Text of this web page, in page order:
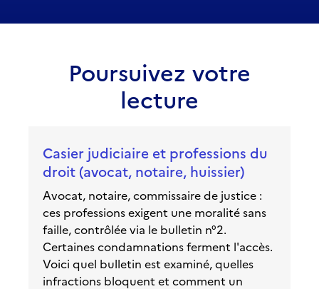
Poursuivez votre
lecture
Casier judiciaire et professions du
droit (avocat, notaire, huissier)
Avocat, notaire, commissaire de justice :
ces professions exigent une moralité sans
faille, contrôlée via le bulletin n°2.
Certaines condamnations ferment l'accès.
Voici quel bulletin est examiné, quelles
infractions bloquent et comment un